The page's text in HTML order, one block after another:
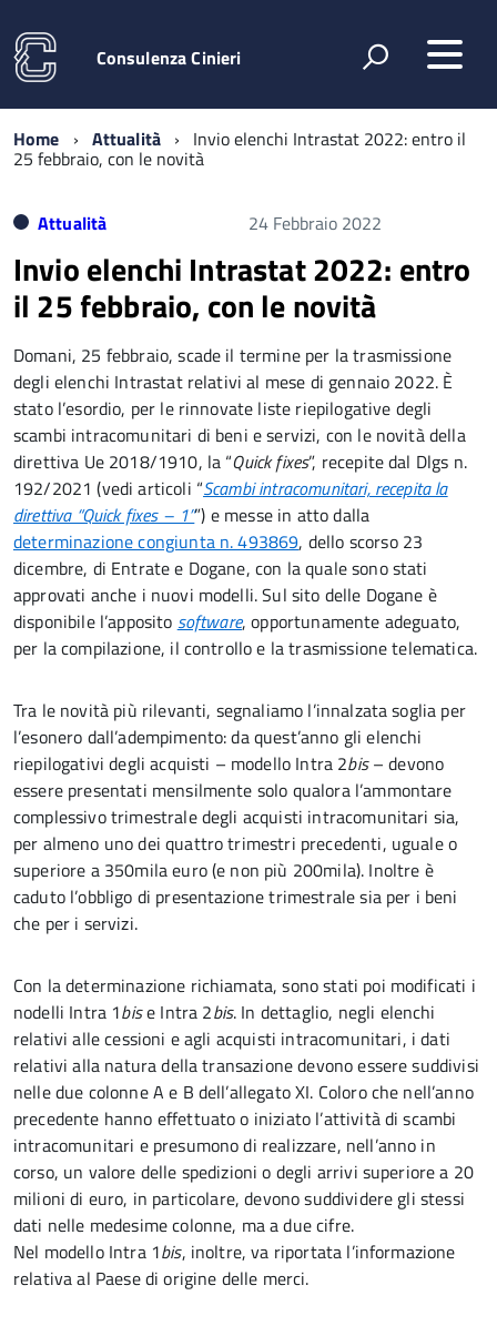
Consulenza Cinieri
Home Attualità Invio elenchi Intrastat 2022: entro il
25 febbraio, con le novità
Attualità 24 Febbraio 2022
Invio elenchi Intrastat 2022: entro
il 25 febbraio, con le novità
Domani, 25 febbraio, scade il termine per la trasmissione
degli elenchi Intrastat relativi al mese di gennaio 2022. È
stato l’esordio, per le rinnovate liste riepilogative degli
scambi intracomunitari di beni e servizi, con le novità della
direttiva Ue 2018/1910, la “Quick fixes”, recepite dal Dlgs n.
192/2021 (vedi articoli “Scambi intracomunitari, recepita la
direttiva “Quick fixes – 1””) e messe in atto dalla
determinazione congiunta n. 493869, dello scorso 23
dicembre, di Entrate e Dogane, con la quale sono stati
approvati anche i nuovi modelli. Sul sito delle Dogane è
disponibile l’apposito software, opportunamente adeguato,
per la compilazione, il controllo e la trasmissione telematica.
Tra le novità più rilevanti, segnaliamo l’innalzata soglia per
l’esonero dall’adempimento: da quest’anno gli elenchi
riepilogativi degli acquisti – modello Intra 2bis– devono
essere presentati mensilmente solo qualora l’ammontare
complessivo trimestrale degli acquisti intracomunitari sia,
per almeno uno dei quattro trimestri precedenti, uguale o
superiore a 350mila euro (e non più 200mila). Inoltre è
caduto l’obbligo di presentazione trimestrale sia per i beni
che per i servizi.
Con la determinazione richiamata, sono stati poi modificati i
nodelli Intra 1bise Intra 2bis. In dettaglio, negli elenchi
relativi alle cessioni e agli acquisti intracomunitari, i dati
relativi alla natura della transazione devono essere suddivisi
nelle due colonne A e B dell’allegato XI. Coloro che nell’anno
precedente hanno effettuato o iniziato l’attività di scambi
intracomunitari e presumono di realizzare, nell’anno in
corso, un valore delle spedizioni o degli arrivi superiore a 20
milioni di euro, in particolare, devono suddividere gli stessi
dati nelle medesime colonne, ma a due cifre.
Nel modello Intra 1bis, inoltre, va riportata l’informazione
relativa al Paese di origine delle merci.